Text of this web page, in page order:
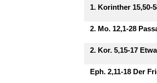
1. Korinther 15,50-
2. Mo. 12,1-28
2. Kor. 5,15-17
Eph. 2,11-18 Der